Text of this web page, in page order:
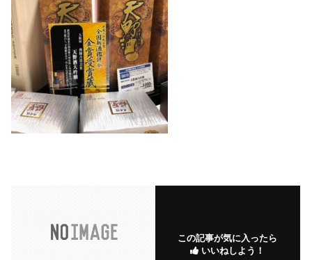
この記事が気に入ったら
いいねしよう！